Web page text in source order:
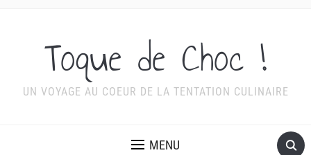
Toque de Choc !
UN VOYAGE AU COEUR DE LA TENTATION CULINAIRE
MENU